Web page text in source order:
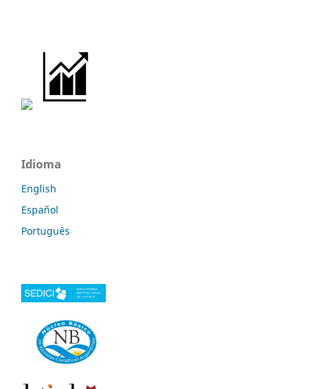
Idioma
English
Español
Português